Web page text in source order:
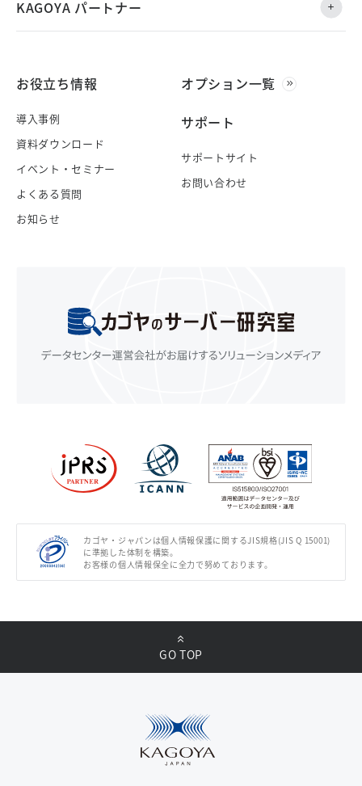
KAGOYA パートナー
お役立ち情報
導入事例
資料ダウンロード
イベント・セミナー
よくある質問
お知らせ
オプション一覧
サポート
サポートサイト
お問い合わせ
カゴヤ・ジャパンは個人情報保護に関するJIS規格(JIS Q 15001)
に準拠した体制を構築。
お客様の個人情報保全に全力で努めております。
GO TOP